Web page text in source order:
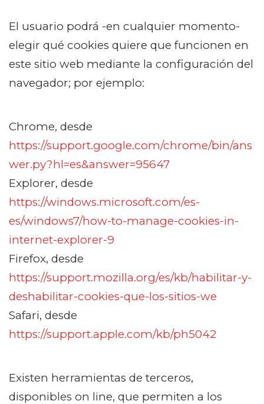
El usuario podrá -en cualquier momento-
elegir qué cookies quiere que funcionen en
este sitio web mediante la configuración del
navegador; por ejemplo:
Chrome, desde
https://support.google.com/chrome/bin/ans
wer.py?hl=es&answer=95647
Explorer, desde
https://windows.microsoft.com/es-
es/windows7/how-to-manage-cookies-in-
internet-explorer-9
Firefox, desde
https://support.mozilla.org/es/kb/habilitar-y-
deshabilitar-cookies-que-los-sitios-we
Safari, desde
https://support.apple.com/kb/ph5042
Existen herramientas de terceros,
disponibles on line, que permiten a los